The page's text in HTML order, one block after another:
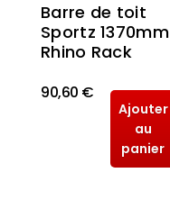
Barre de toit
Sportz 1370mm
Rhino Rack
90,60 €
Ajouter
au
panier